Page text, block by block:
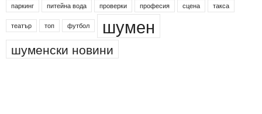
паркинг питейна вода проверки професия сцена такса
театър топ футбол шумен
шуменски новини